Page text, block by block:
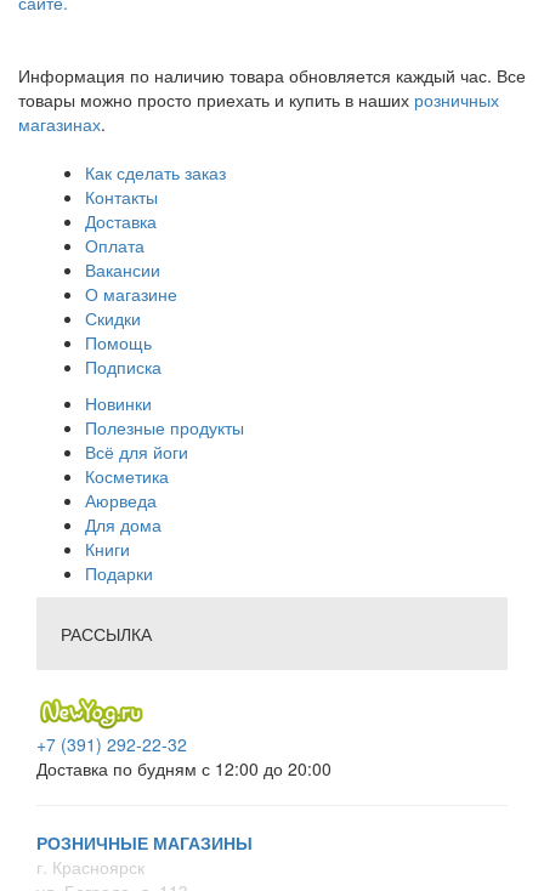
Информация по наличию товара обновляется каждый час. Все
товары можно просто приехать и купить в наших розничных
магазинах.
Как сделать заказ
Контакты
Доставка
Оплата
Вакансии
О магазине
Скидки
Помощь
Подписка
Новинки
Полезные продукты
Всё для йоги
Косметика
Аюрведа
Для дома
Книги
Подарки
РАССЫЛКА
+7 (391) 292-22-32
Доставка по будням с 12:00 до 20:00
РОЗНИЧНЫЕ МАГАЗИНЫ
г. Красноярск